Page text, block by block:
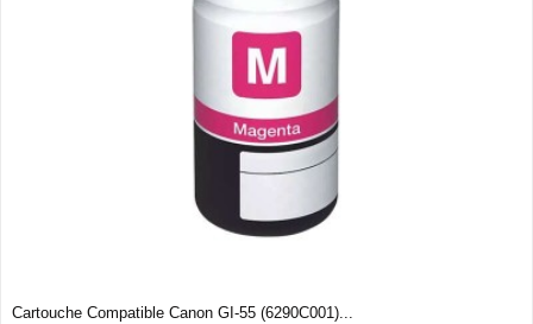
Cartouche Compatible Canon GI-55 (6290C001)...